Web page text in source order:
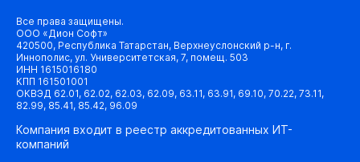
Все права защищены.
ООО «Дион Софт»
420500, Республика Татарстан, Верхнеуслонский р-н, г.
Иннополис, ул. Университетская, 7, помещ. 503
ИНН 1615016180
КПП 161501001
ОКВЭД 62.01, 62.02, 62.03, 62.09, 63.11, 63.91, 69.10, 70.22, 73.11,
82.99, 85.41, 85.42, 96.09
Компания входит в реестр аккредитованных ИТ-
компаний